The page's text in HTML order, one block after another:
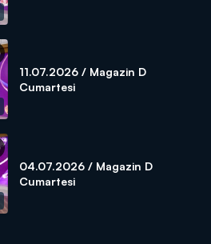
11.07.2026 / Magazin D
Cumartesi
04.07.2026 / Magazin D
Cumartesi